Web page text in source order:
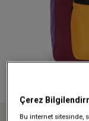
Çerez
Bu internet sitesinde,